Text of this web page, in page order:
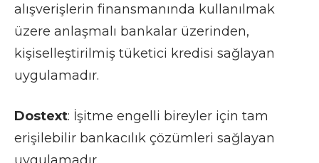
alışverişlerin finansmanında kullanılmak
üzere anlaşmalı bankalar üzerinden,
kişiselleştirilmiş tüketici kredisi sağlayan
uygulamadır.
Dostext: İşitme engelli bireyler için tam
erişilebilir bankacılık çözümleri sağlayan